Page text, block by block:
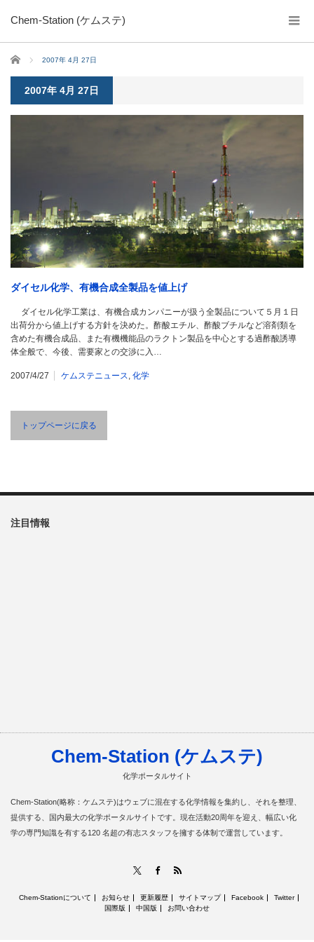
Chem-Station (ケムステ)
ホーム 2007年 4月 27日
2007年 4月 27日
ダイセル化学、有機合成全製品を値上げ
ダイセル化学工業は、有機合成カンパニーが扱う全製品について５月１日
出荷分から値上げする方針を決めた。酢酸エチル、酢酸ブチルなど溶剤類を
含めた有機合成品、また有機機能品のラクトン製品を中心とする過酢酸誘導
体全般で、今後、需要家との交渉に入…
2007/4/27 ケムステニュース, 化学
トップページに戻る
注目情報
Chem-Station (ケムステ)
化学ポータルサイト
Chem-Station(略称：ケムステ)はウェブに混在する化学情報を集約し、それを整理、
提供する、国内最大の化学ポータルサイトです。現在活動20周年を迎え、幅広い化
学の専門知識を有する120 名超の有志スタッフを擁する体制で運営しています。
Facebook
Chem-Stationについて お知らせ 更新履歴 サイトマップ Facebook
Twitter
国際版
中国版 お問い合わせ